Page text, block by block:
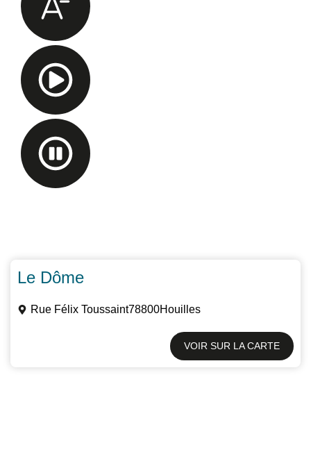
Le Dôme
Rue Félix Toussaint78800Houilles
VOIR SUR LA CARTE